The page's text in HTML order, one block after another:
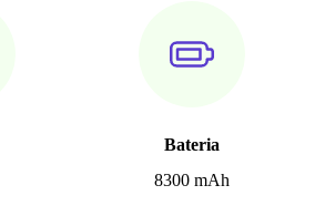
Bateria
8300 mAh